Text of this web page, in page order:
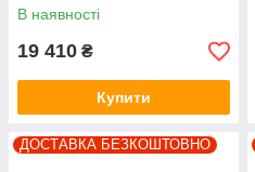
В наявності
19 410 ₴
Купити
ДОСТАВКА БЕЗКОШТОВНО